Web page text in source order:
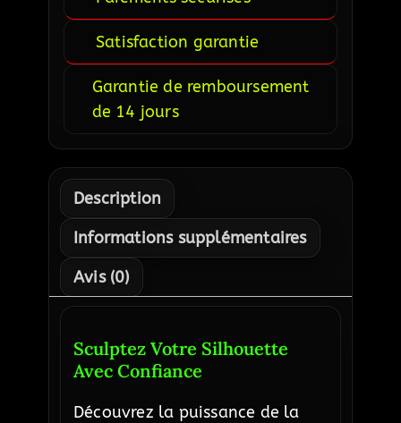
Satisfaction garantie
Garantie de remboursement
de 14 jours
Description
Informations supplémentaires
Avis (0)
Sculptez Votre Silhouette
Avec Confiance
Découvrez la puissance de la